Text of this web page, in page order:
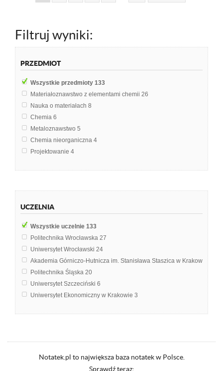
Filtruj wyniki:
PRZEDMIOT
Wszystkie przedmioty 133
Materiałoznawstwo z elementami chemii 26
Nauka o materiałach 8
Chemia 6
Metaloznawstwo 5
Chemia nieorganiczna 4
Projektowanie 4
Budownictwo Ogólne
2
Bezpieczeństwo teleinformatyczne1
Elektrotechnik i elektronika1
UCZELNIA
Wszystkie uczelnie 133
Politechnika Wrocławska 27
Uniwersytet Wrocławski 24
Akademia Górniczo-Hutnicza im. Stanisława Staszica w Krakowie
Politechnika Śląska 20
Uniwersytet Szczeciński 6
Uniwersytet Ekonomiczny w Krakowie 3
Uniwersytet Warszawski3
Politechnika Gdańska
Notatek.pl to największa baza notatek w Polsce.
Sprawdź teraz: